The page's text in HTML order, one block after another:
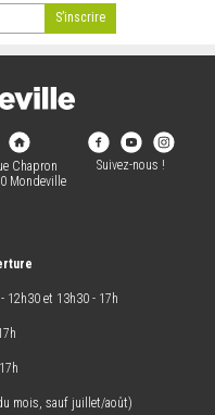
Chapron
Mondeville
Suivez-nous !
12h30 et 13h30 - 17h
mois, sauf juillet/août)